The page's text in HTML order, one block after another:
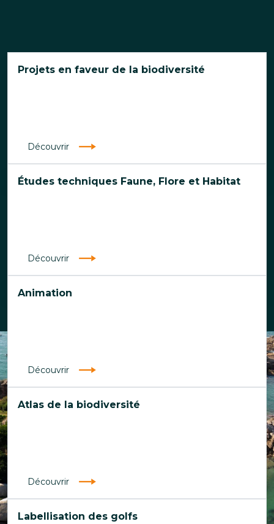
Projets en faveur de la biodiversité
Découvrir
Études techniques Faune, Flore et Habitat
Découvrir
Animation
Découvrir
Atlas de la biodiversité
Découvrir
Labellisation des golfs